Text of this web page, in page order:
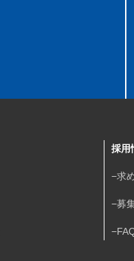
採用
−求
−募